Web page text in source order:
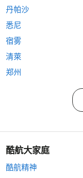
丹帕沙
悉尼
宿雾
清萊
郑州
酷航大家庭
酷航精神